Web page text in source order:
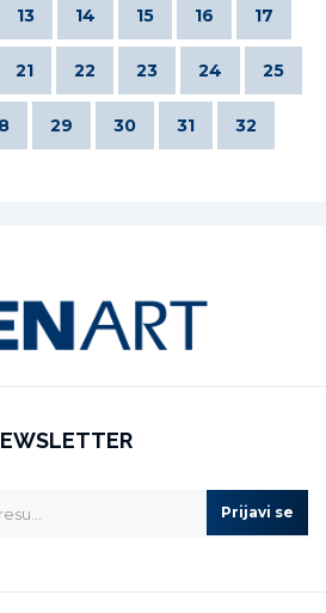
13 14 15 16 17
21 22 23 24 25
29 30 31 32
Prijavi se